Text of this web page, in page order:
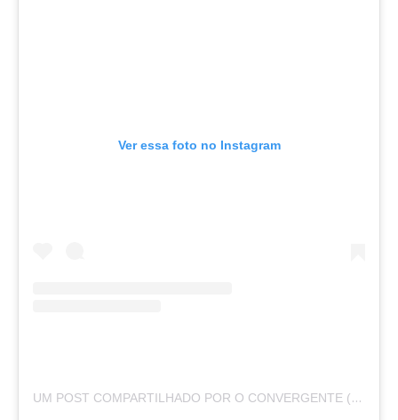
Ver essa foto no Instagram
UM POST COMPARTILHADO POR O CONVERGENTE (@O.CONVERGENTE)